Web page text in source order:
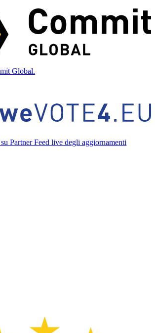
Global.
PartnerFeed live degli aggiornamenti